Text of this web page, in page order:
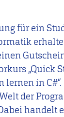
für ein
„Quick
lernen in
der
handelt